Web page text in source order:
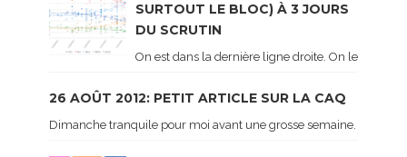
SURTOUT LE BLOC) À 3 JOURS
DU SCRUTIN
On est dans la dernière ligne droite. On le sait
26 AOÛT 2012: PETIT ARTICLE SUR LA CAQ
Dimanche tranquile pour moi avant une grosse semaine. Voici